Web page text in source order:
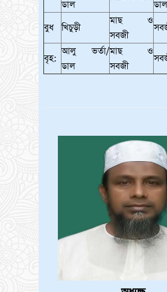
ডাল
ডাল
বুধ
খিচুড়ী
মাছ ও
সবজী
বৃহ:
আলু ভর্তা/
ডাল
মাছ ও
সবজী
1
JAN
খন্ডকালীন সহকারী
নিয়োগ বিজ্ঞপ্তি
এর সময়সূচি